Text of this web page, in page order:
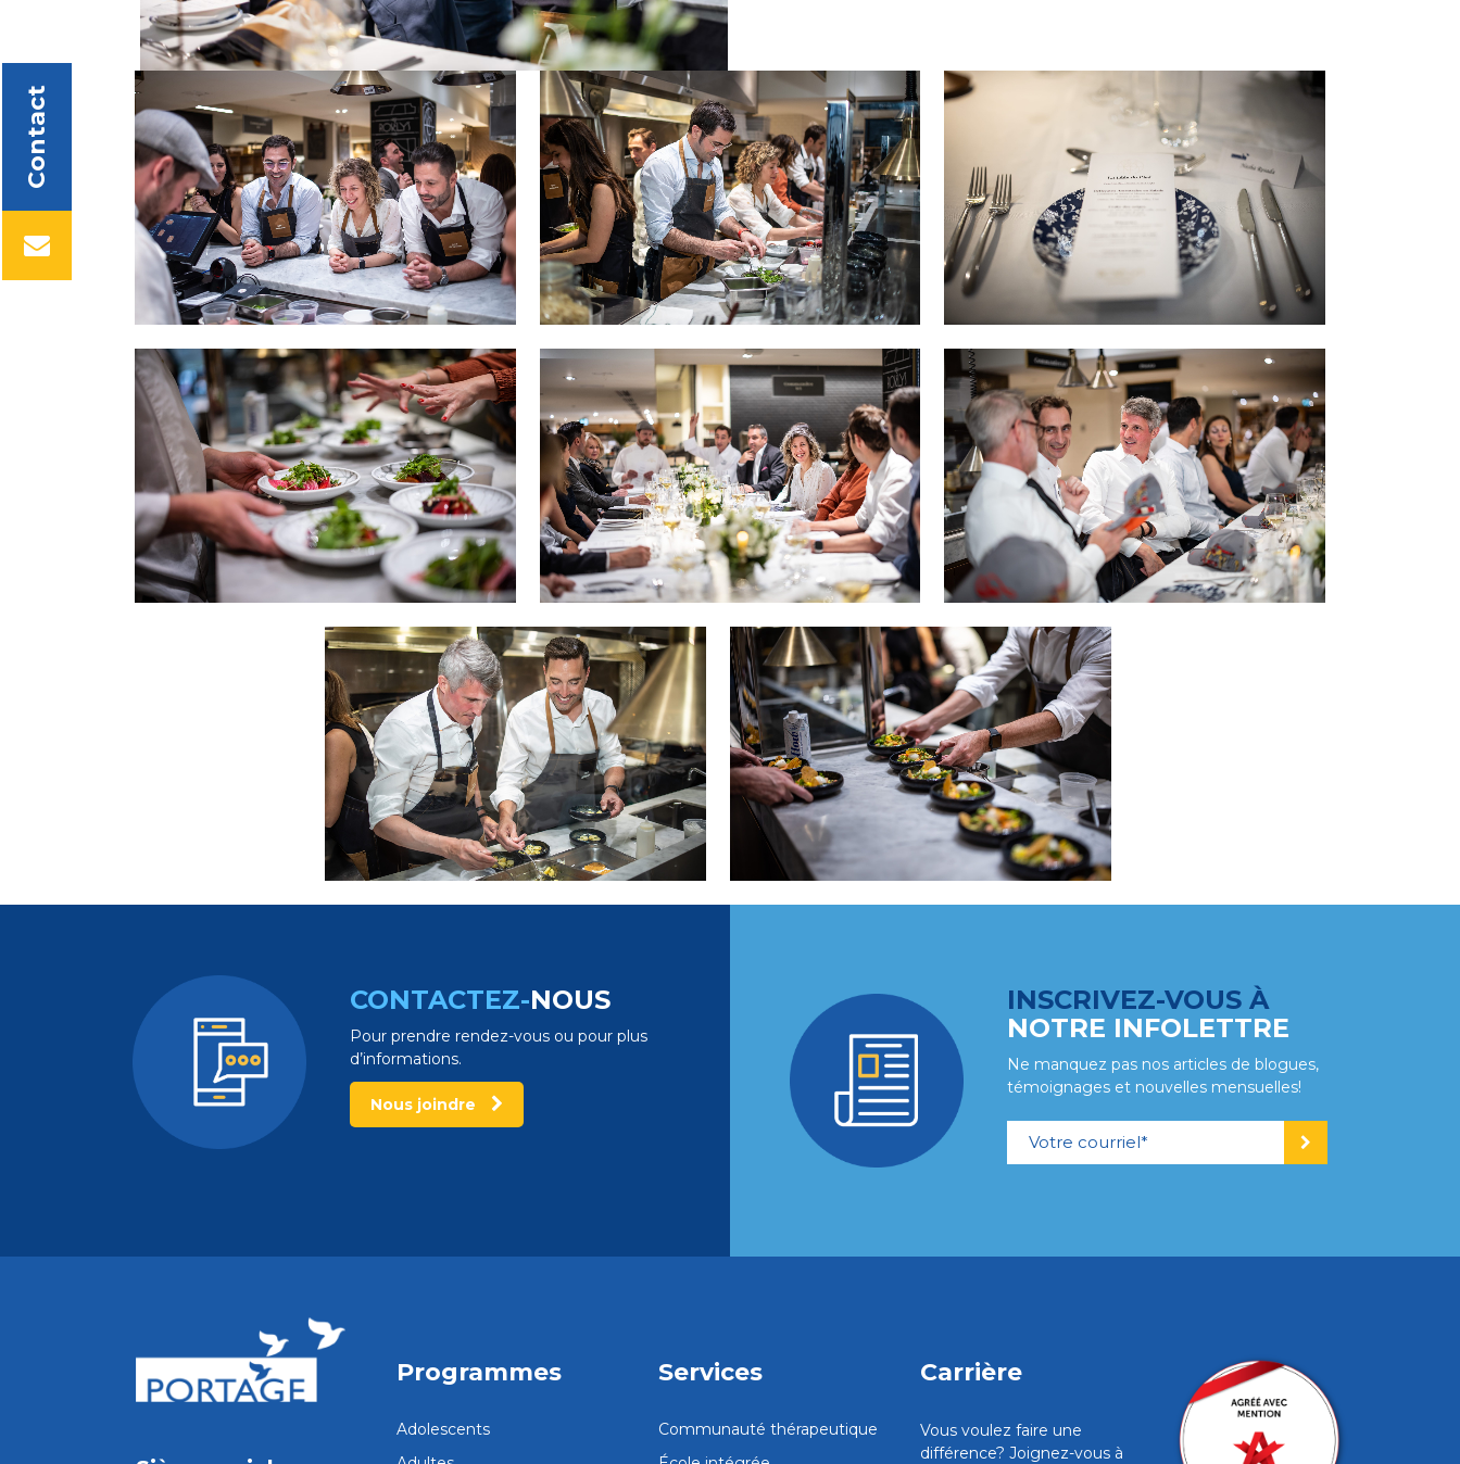
Contact
CONTACTEZ-NOUS
Pour prendre rendez-vous ou pour plus
d’informations.
Nous joindre
INSCRIVEZ-VOUS À
NOTRE INFOLETTRE
Ne manquez pas nos articles de blogues,
témoignages et nouvelles mensuelles!
Programmes
Adolescents
Services
Communauté thérapeutique
Carrière
Vous voulez faire une
différence? Joignez-vous à